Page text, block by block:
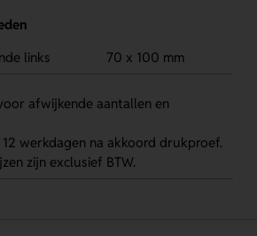
links 70 x 100 mm
afwijkende aantallen en
werkdagen na akkoord drukproef.
zijn exclusief BTW.